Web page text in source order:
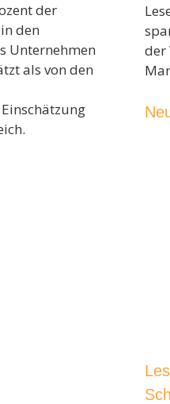
der
den
Unternehmen
als von den
der